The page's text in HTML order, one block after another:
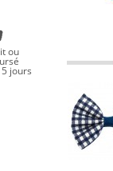
ou
jours